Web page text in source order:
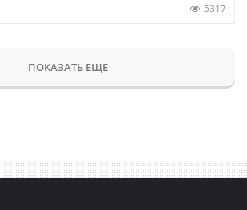
5317
ПОКАЗАТЬ ЕЩЕ